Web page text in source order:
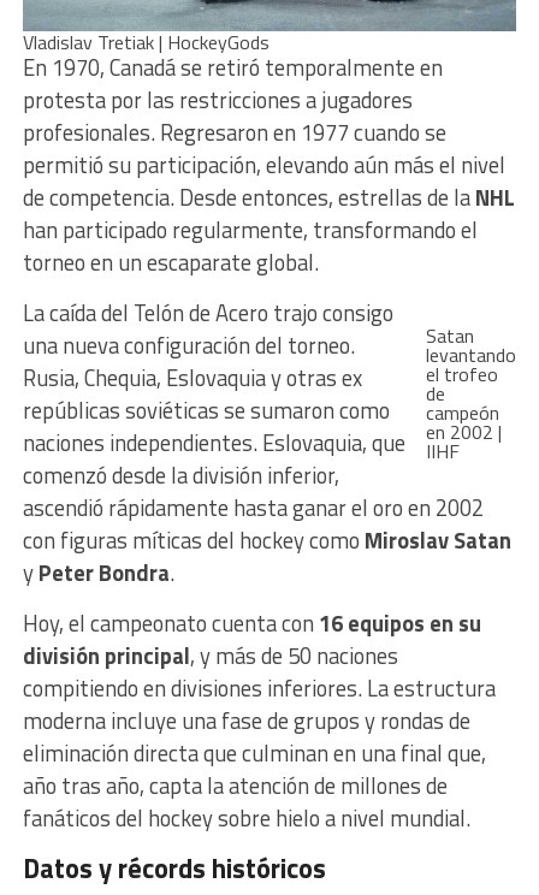
Vladislav Tretiak | HockeyGods
En 1970, Canadá se retiró temporalmente en
protesta por las restricciones a jugadores
profesionales. Regresaron en 1977 cuando se
permitió su participación, elevando aún más el nivel
de competencia. Desde entonces, estrellas de laNHL
han participado regularmente, transformando el
torneo en un escaparate global.
Satan
levantando
el trofeo
de
campeón
en 2002 |
IIHF
La caída del Telón de Acero trajo consigo
una nueva configuración del torneo.
Rusia, Chequia, Eslovaquia y otras ex
repúblicas soviéticas se sumaron como
naciones independientes. Eslovaquia, que
comenzó desde la división inferior,
ascendió rápidamente hasta ganar el oro en 2002
con figuras míticas del hockey como Miroslav Satan
yPeter Bondra.
Hoy, el campeonato cuenta con 16 equipos en su
división principal, y más de 50 naciones
compitiendo en divisiones inferiores. La estructura
moderna incluye una fase de grupos y rondas de
eliminación directa que culminan en una final que,
año tras año, capta la atención de millones de
fanáticos del hockey sobre hielo a nivel mundial.
Datos y récords históricos